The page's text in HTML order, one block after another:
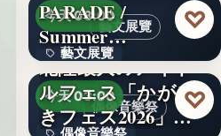
藝文展覽
今天 03:00
藝文展覽
3名
PARADE /
Summer…
♡
偶像音樂祭
今天 03:00
北陸最大のアイド
ルフェス「かがや
きフェス2026」第5
♡